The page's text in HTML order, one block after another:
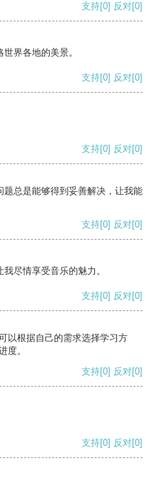
支持[0] 反对[0]
界各地的美景。
支持[0] 反对[0]
支持[0] 反对[0]
总是能够得到妥善解决，让我能
支持[0] 反对[0]
尽情享受音乐的魅力。
支持[0] 反对[0]
以根据自己的需求选择学习方
度。
支持[0] 反对[0]
支持[0] 反对[0]